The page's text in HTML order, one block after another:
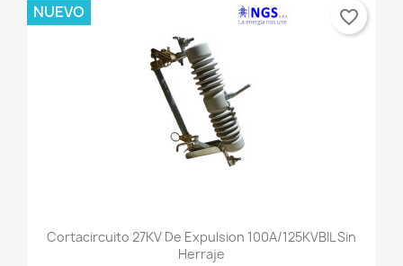
Cortacircuito 27KV De Expulsion 100A/125KVBIL Sin
Herraje
NUEVO favorite_border